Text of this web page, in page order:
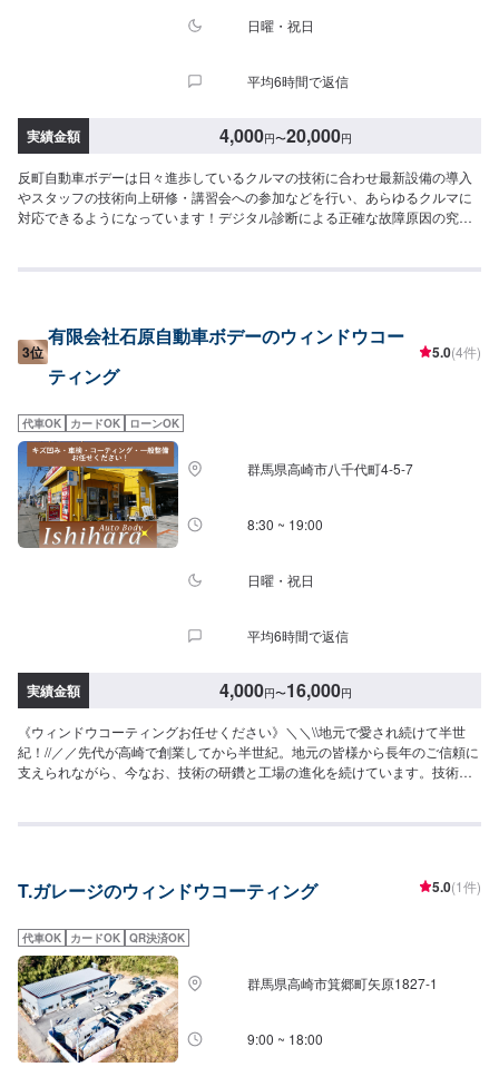
日曜・祝日
平均6時間で返信
実績金額 4,000円〜20,000円
反町自動車ボデーは日々進歩しているクルマの技術に合わせ最新設備の導入
やスタッフの技術向上研修・講習会への参加などを行い、あらゆるクルマに
対応できるようになっています！デジタル診断による正確な故障原因の究明
備士による点検・メンテナンス、クルマのパーツ交換や取り付け・カスタム
---------------------------【1】オファーにてお問い合わせ【2】お見積り【3】お
見積りにご納得いただければ作業開始【4】仕上がり次第納車〈納期につい
て〉通常1~2日程度で納車いたします！車種や状態などにより作業内容が異
て〉無料の代車ご用意しております！愛車の作業中は代車をご利用くださ
い！※代車の燃料代はお客様にご負担いただいております。【定休日・営業時
間】定休日：不定休営業時間：9:00~18:00
3位
有限会社石原自動車ボデーのウィンドウコー
ティング
5.0(4件)
代車OK カードOK ローンOK
群馬県高崎市八千代町4-5-7
8:30 ~ 19:00
日曜・祝日
平均6時間で返信
実績金額 4,000円〜16,000円
《ウィンドウコーティングお任せください》＼＼\\地元で愛され続けて半世
紀！//／／先代が高崎で創業してから半世紀。地元の皆様から長年のご信頼に
支えられながら、今なお、技術の研鑽と工場の進化を続けています。技術は
い。お困りごとにお応えし、解決する「対応力」で、お客様のカーライフの
ランで作業を進めて参ります。常連さんから初めての方まで、ご来店を心か
にてお問い合わせ【2】お見積り【3】お見積りにご納得いただければ作業開
始【4】仕上がり次第納車《代車について》お車をお預かりしている間、ご入
用のお客様には代車を無料でご用意しております。詳しくはお気軽にお問い
合わせください。※ガソリン代はお客様にご負担いただきます。【定休日・営
業時間】定休日：第二水曜日営業時間：8:30~19:00
T.ガレージのウィンドウコーティング 5.0(1件)
代車OK カードOK QR決済OK
群馬県高崎市箕郷町矢原1827-1
9:00 ~ 18:00